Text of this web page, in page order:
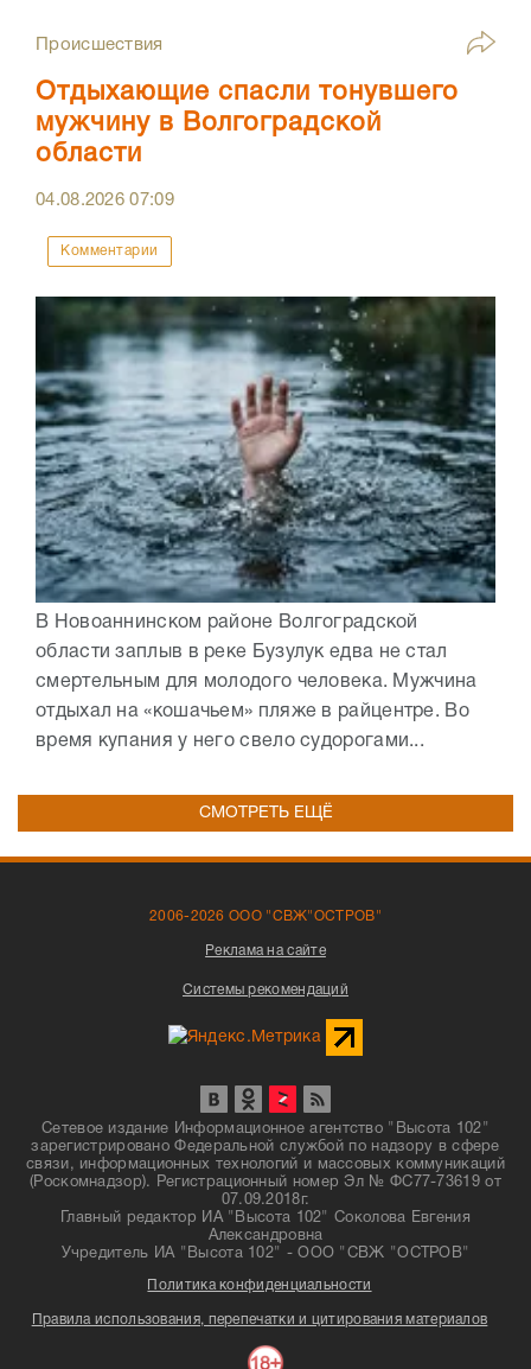
Происшествия
Отдыхающие спасли тонувшего
мужчину в Волгоградской
области
04.08.202607:09
Комментарии
В Новоаннинском районе Волгоградской
области заплыв в реке Бузулук едва не стал
смертельным для молодого человека. Мужчина
отдыхал на «кошачьем» пляже в райцентре. Во
время купания у него свело судорогами...
СМОТРЕТЬ ЕЩЁ
2006-2026 ООО "СВЖ"ОСТРОВ"
Реклама на сайте
Системы рекомендаций
Сетевое издание Информационное агентство "Высота 102"
зарегистрировано Федеральной службой по надзору в сфере
связи, информационных технологий и массовых коммуникаций
(Роскомнадзор). Регистрационный номер Эл № ФС77-73619 от
07.09.2018г.
Главный редактор ИА "Высота 102" Соколова Евгения
Александровна
Учредитель ИА "Высота 102" - ООО "СВЖ "ОСТРОВ"
Политика конфиденциальности
Правила использования, перепечатки и цитирования материалов